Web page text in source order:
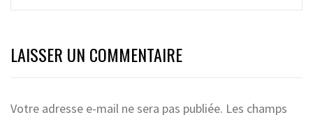
LAISSER UN COMMENTAIRE
Votre adresse e-mail ne sera pas publiée. Les champs